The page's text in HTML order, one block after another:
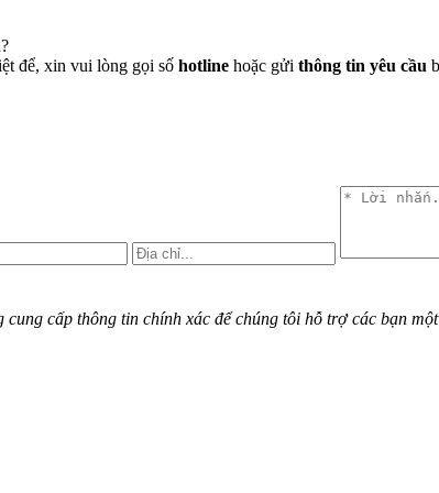
để, xin vui lòng gọi số hotline hoặc gửi thông tin yêu cầu
cấp thông tin chính xác để chúng tôi hỗ trợ các bạn